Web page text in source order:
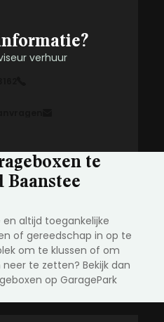
verhuur
te
en altijd toegankelijke
of gereedschap in op te
om te klussen of om
te zetten? Bekijk dan
op GaragePark